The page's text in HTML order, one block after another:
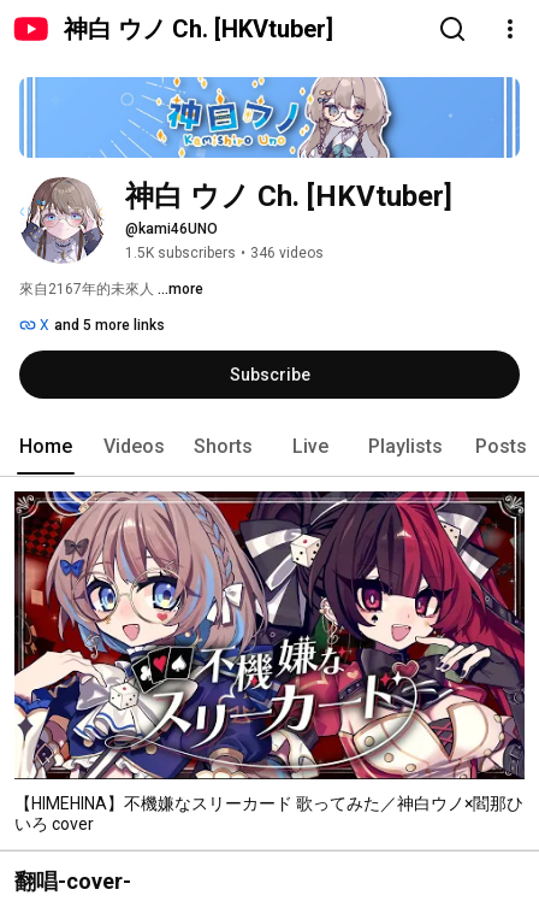
神白 ウノ Ch. [HKVtuber]
神白 ウノ Ch. [HKVtuber]
@kami46UNO
1.5K subscribers • 346 videos
來自2167年的未來人 ...more
X and 5 more links
Subscribe
Home Videos Shorts Live Playlists Posts
【HIMEHINA】不機嫌なスリーカード 歌ってみた／神白ウノ×閻那ひ
いろ cover
翻唱-cover-